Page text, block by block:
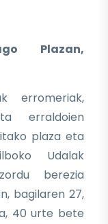
Plazan,
erromeriak,
erraldoien
plaza eta
Udalak
berezia
bagilaren 27,
40 urte bete